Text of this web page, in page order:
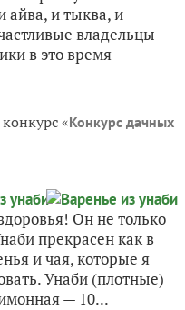
айва, и тыква, и
владельцы
в это время
«Конкурс дачных
Он не только
прекрасен как в
и чая, которые я
Унаби (плотные)
— 10...